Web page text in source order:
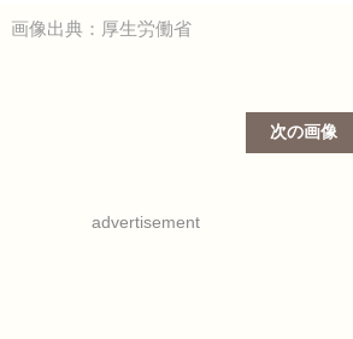
画像出典：厚生労働省
次の画像
advertisement